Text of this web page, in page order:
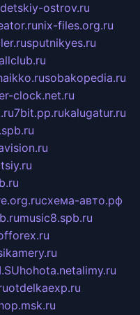
detskiy-ostrov.ru
nix-files.org.ru
sputnikyes.ru
sobakopedia.ru
clock.net.ru
7bit.pp.rukalugatur.ru
схема-авто.рф
music8.spb.ru
hohota.netalimy.ru
otdelkaexp.ru